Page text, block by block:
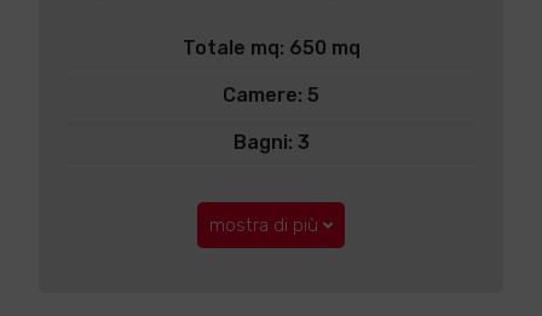
Totale mq: 650 mq
Camere: 5
Bagni: 3
mostra di più